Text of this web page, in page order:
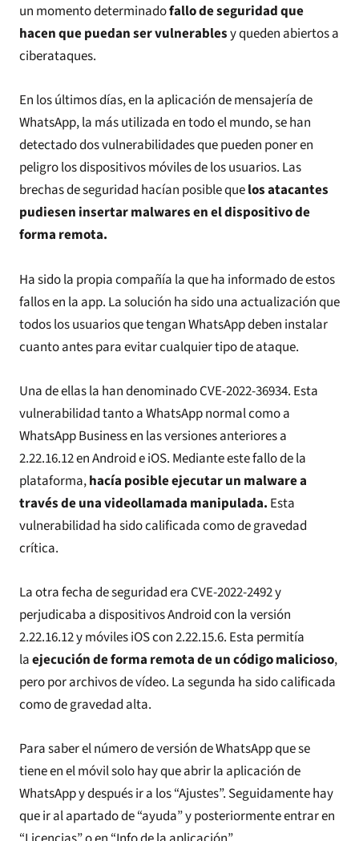
un momento determinadofallo de seguridad que
hacen que puedan ser vulnerablesy queden abiertos a
ciberataques.
En los últimos días, en la aplicación de mensajería de
WhatsApp, la más utilizada en todo el mundo, se han
detectado dos vulnerabilidades que pueden poner en
peligro los dispositivos móviles de los usuarios. Las
brechas de seguridad hacían posible quelos atacantes
pudiesen insertar malwares en el dispositivo de
forma remota.
Ha sido la propia compañía la que ha informado de estos
fallos en la app. La solución ha sido una actualización que
todos los usuarios que tengan WhatsApp deben instalar
cuanto antes para evitar cualquier tipo de ataque.
Una de ellas la han denominado CVE-2022-36934. Esta
vulnerabilidad tanto a WhatsApp normal como a
WhatsApp Business en las versiones anteriores a
2.22.16.12 en Android e iOS. Mediante este fallo de la
plataforma,hacía posible ejecutar un malware a
través de una videollamada manipulada. Esta
vulnerabilidad ha sido calificada como de gravedad
crítica.
La otra fecha de seguridad era CVE-2022-2492 y
perjudicaba a dispositivos Android con la versión
2.22.16.12 y móviles iOS con 2.22.15.6. Esta permitía
laejecución de forma remota de un código malicioso,
pero por archivos de vídeo. La segunda ha sido calificada
como de gravedad alta.
Para saber el número de versión de WhatsApp que se
tiene en el móvil solo hay que abrir la aplicación de
WhatsApp y después ir a los “Ajustes”. Seguidamente hay
que ir al apartado de “ayuda” y posteriormente entrar en